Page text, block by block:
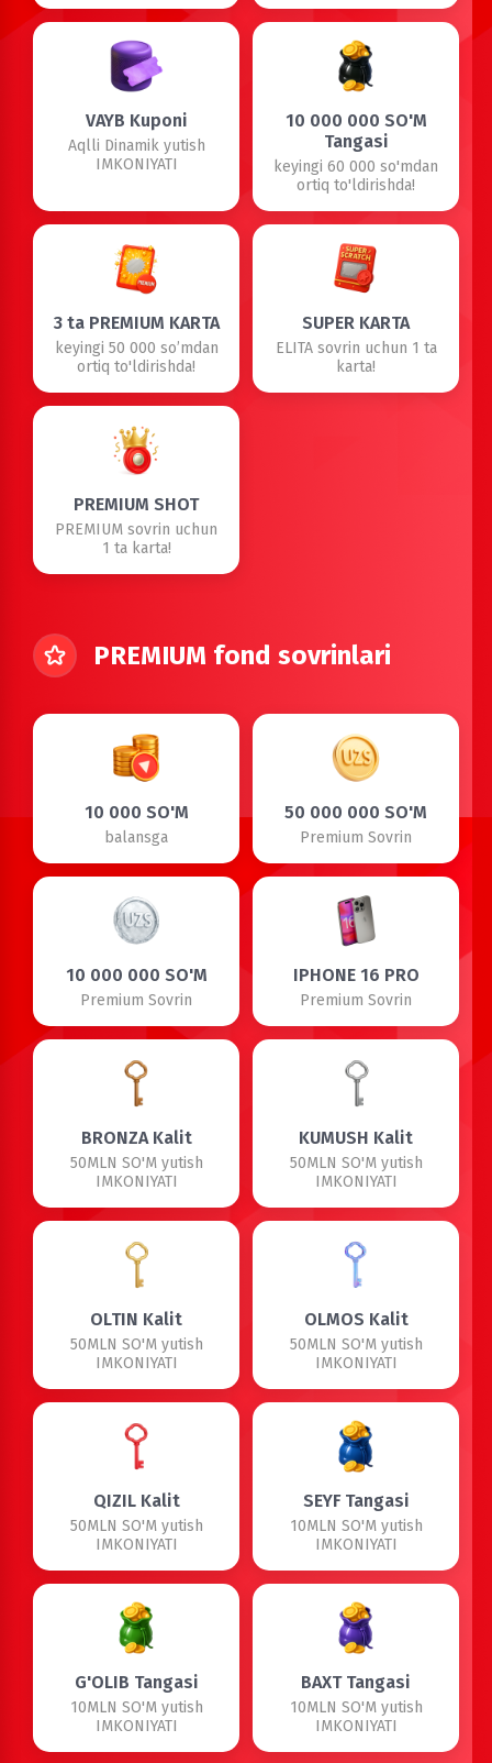
VAYB Kuponi
Aqlli Dinamik yutish
IMKONIYATI
10 000 000 SO'M
Tangasi
keyingi 60 000 so'mdan
ortiq to'ldirishda!
3 ta PREMIUM KARTA
keyingi 50 000 so’mdan
ortiq to'ldirishda!
SUPER KARTA
ELITA sovrin uchun 1 ta
karta!
PREMIUM SHOT
PREMIUM sovrin uchun
1 ta karta!
PREMIUM fond sovrinlari
10 000 SO'M
balansga
50 000 000 SO'M
Premium Sovrin
10 000 000 SO'M
Premium Sovrin
IPHONE 16 PRO
Premium Sovrin
BRONZA Kalit
50MLN SO'M yutish
IMKONIYATI
KUMUSH Kalit
50MLN SO'M yutish
IMKONIYATI
OLTIN Kalit
50MLN SO'M yutish
IMKONIYATI
OLMOS Kalit
50MLN SO'M yutish
IMKONIYATI
QIZIL Kalit
50MLN SO'M yutish
IMKONIYATI
SEYF Tangasi
10MLN SO'M yutish
IMKONIYATI
G'OLIB Tangasi
10MLN SO'M yutish
IMKONIYATI
BAXT Tangasi
10MLN SO'M yutish
IMKONIYATI